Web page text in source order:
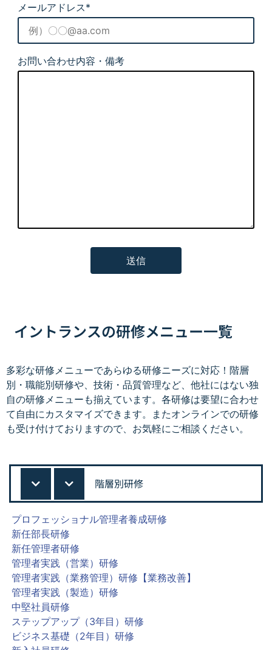
メールアドレス*
お問い合わせ内容・備考
イントランスの研修メニュー一覧
多彩な研修メニューであらゆる研修ニーズに対応！階層
別・職能別研修や、技術・品質管理など、他社にはない独
自の研修メニューも揃えています。各研修は要望に合わせ
て自由にカスタマイズできます。またオンラインでの研修
も受け付けておりますので、お気軽にご相談ください。
階層別研修
プロフェッショナル管理者養成研修
新任部長研修
新任管理者研修
管理者実践（営業）研修
管理者実践（業務管理）研修【業務改善】
管理者実践（製造）研修
中堅社員研修
ステップアップ（3年目）研修
ビジネス基礎（2年目）研修